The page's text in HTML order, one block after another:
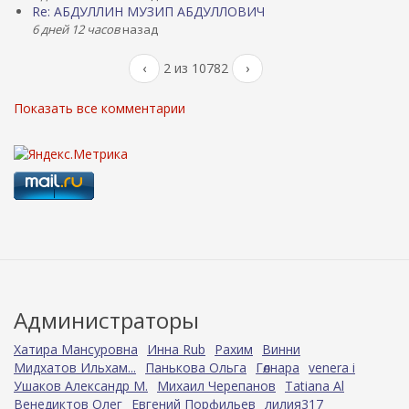
Re: АБДУЛЛИН МУЗИП АБДУЛЛОВИЧ
6 дней 12 часовназад
‹ 2 из 10782 ›
Показать все комментарии
Администраторы
Хатира Мансуровна Инна Rub Рахим
Винни
Мидхатов Ильхам...
Панькова Ольга Гөлнара venera i
Ушаков Александр М.
Михаил Черепанов
Tatiana Al
Венедиктов Олег Евгений Порфильев лилия317